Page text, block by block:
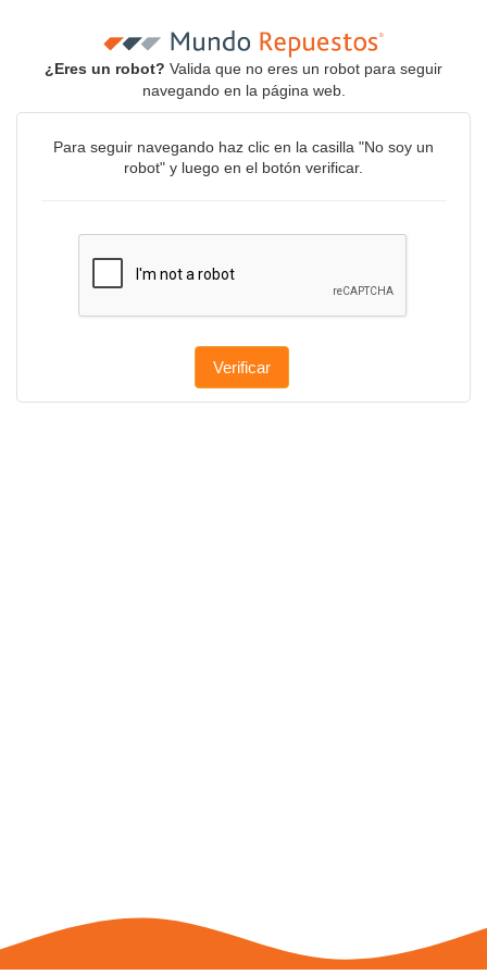
¿Eres un robot? Valida que no eres un robot para seguir
navegando en la página web.
Para seguir navegando haz clic en la casilla "No soy un
robot" y luego en el botón verificar.
Verificar